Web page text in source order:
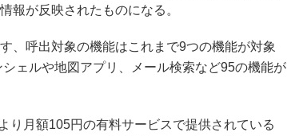
報が反映されたものになる。
、呼出対象の機能はこれまで9つの機能が対象
ェルや地図アプリ、メール検索など95の機能が
月額105円の有料サービスで提供されている